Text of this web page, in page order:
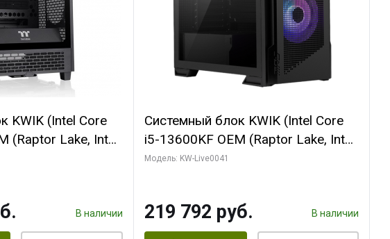
KWIK (Intel Core
(Raptor Lake, Intel
64 ГБ ОЗУ/ MSI
В наличии
Системный блок KWIK (Intel Core
i5-13600KF OEM (Raptor Lake, Intel
7, C14 8EC/6PC/ 16 ГБ ОЗУ (2
256bit 3xDP HD/ 512 ГБ SSD)
Модель: KW-Live0041
219 792 руб. В наличии